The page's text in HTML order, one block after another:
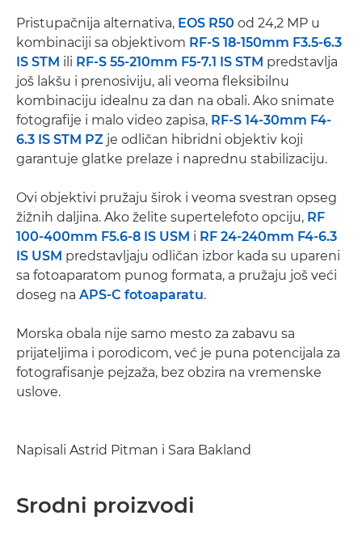
Pristupačnija alternativa, EOS R50 od 24,2 MP u
kombinaciji sa objektivom RF-S 18-150mm F3.5-6.3
IS STM ili RF-S 55-210mm F5-7.1 IS STM predstavlja
još lakšu i prenosiviju, ali veoma fleksibilnu
kombinaciju idealnu za dan na obali. Ako snimate
fotografije i malo video zapisa, RF-S 14-30mm F4-
6.3 IS STM PZ je odličan hibridni objektiv koji
garantuje glatke prelaze i naprednu stabilizaciju.
Ovi objektivi pružaju širok i veoma svestran opseg
žižnih daljina. Ako želite supertelefoto opciju, RF
100-400mm F5.6-8 IS USM i RF 24-240mm F4-6.3
IS USM predstavljaju odličan izbor kada su upareni
sa fotoaparatom punog formata, a pružaju još veći
doseg na APS-C fotoaparatu.
Morska obala nije samo mesto za zabavu sa
prijateljima i porodicom, već je puna potencijala za
fotografisanje pejzaža, bez obzira na vremenske
uslove.
Napisali Astrid Pitman i Sara Bakland
Srodni proizvodi